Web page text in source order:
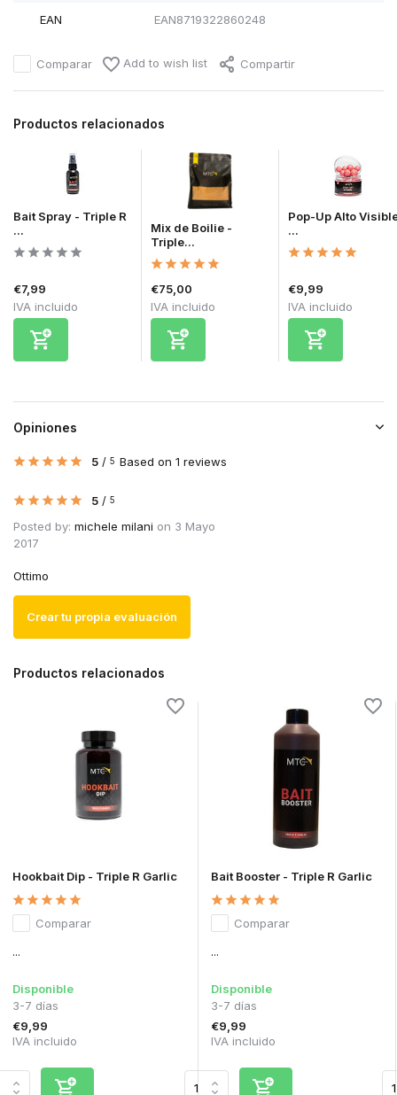
EAN EAN8719322860248
Comparar Add to wish list Compartir
Productos relacionados
Bait Spray - Triple R
...
€7,99
IVA incluido
Mix de Boilie -
Triple...
€75,00
IVA incluido
Pop-Up Alto
...
€9,99
IVA incluido
Opiniones
5 / 5 Based on 1 reviews
5 / 5
Posted by: michele milani on 3 Mayo
2017
Ottimo
Crear tu propia evaluación
Productos relacionados
Hookbait Dip - Triple R Garlic
Comparar
...
Disponible
3-7 días
€9,99
IVA incluido
Bait Booster - Triple R Garlic
Comparar
...
Disponible
3-7 días
€9,99
IVA incluido